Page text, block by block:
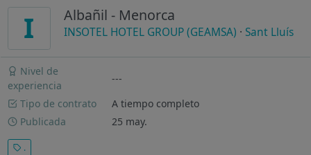
I Albañil - Menorca
INSOTEL HOTEL GROUP (GEAMSA) · Sant Lluís
Nivel de
experiencia
---
Tipo de contrato
A tiempo completo
Publicada
25 may.
.